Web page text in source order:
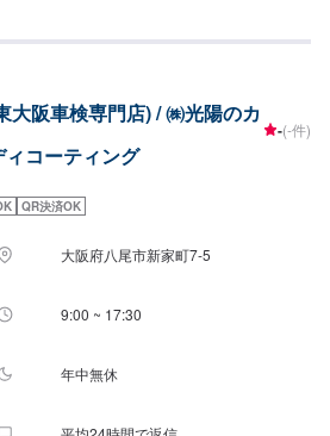
イズ￥31,350XLサイズ別途お見積り
サイズ￥167,200Lサイズ￥188,100LL
お見積り○MAXPROスーパーコートSSサイズ
イズ￥62,700Lサイズ￥73,150LLサイズ
ズ￥9,350LLサイズ￥9,900XLサイズ別途お
サイズ￥4,400Sサイズ￥4,950Mサイズ
ズ￥6,600XLサイズ別途お見積り
大阪車検専門店) / ㈱光陽のカ
コーティング
-(-件)
QR決済OK
大阪府八尾市新家町7-5
9:00 ~ 17:30
年中無休